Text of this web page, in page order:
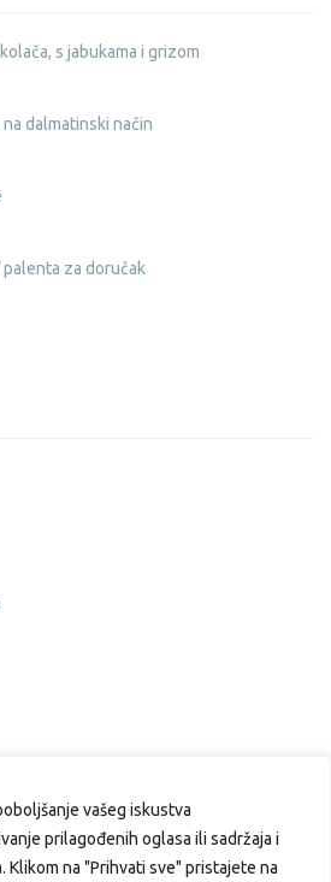
vašeg iskustva
prilagođenih oglasa ili sadržaja i
Klikom na "Prihvati sve" pristajete na
s jabukama i grizom
dalmatinski način
za doručak